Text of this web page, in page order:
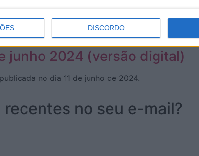
DISCORDO
julho 2024 (versão digital)
no dia 26 de julho de 2024.
junho 2024 (versão digital)
no dia 11 de junho de 2024.
no seu e-mail?